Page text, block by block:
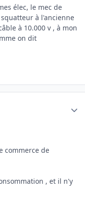
élec, le mec de
à l'ancienne
à 10.000 v , à mon
on dit
commerce de
, et il n'y